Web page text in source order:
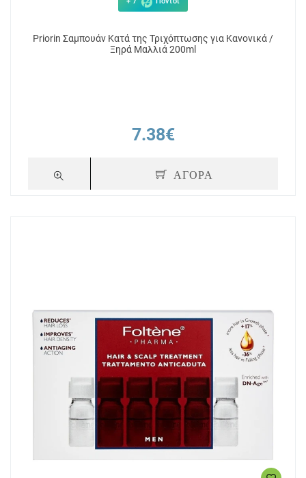
Priorin Σαμπουάν Κατά της Τριχόπτωσης για Κανονικά /
Ξηρά Μαλλιά 200ml
7.38€
ΑΓΟΡΑ